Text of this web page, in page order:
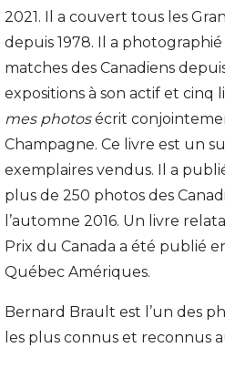
2021. Il a couvert tous les
depuis 1978. Il a
matches des Canadiens
expositions à son actif et cinq
mes photosécrit
Champagne. Ce livre est un
exemplaires vendus. Il a
plus de 250 photos des
l’automne 2016. Un livre
Prix du Canada a été publié
Québec Amériques.
Bernard Brault est l’un des
les plus connus et reconnus